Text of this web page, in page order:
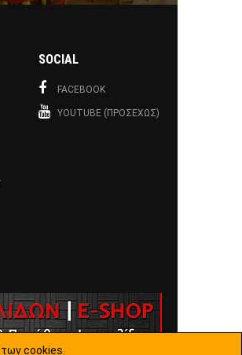
SOCIAL
FACEBOOK
YOUTUBE (ΠΡΟΣΕΧΏΣ)
cookies.